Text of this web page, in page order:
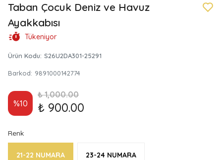
Taban Çocuk Deniz ve Havuz
Ayakkabısı
Tükeniyor
Ürün Kodu: S26U2DA301-25291
Barkod: 9891000142774
%10
₺ 1,000.00
₺ 900.00
Renk
21-22 NUMARA 23-24 NUMARA